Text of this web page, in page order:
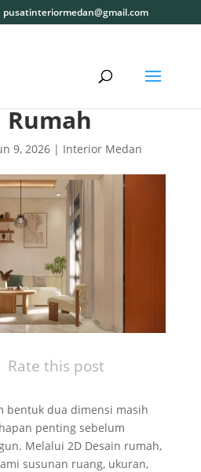
pusatinteriormedan@gmail.com
Rumah
9, 2026| Interior Medan
Rate this post
bentuk dua dimensi masih
penting sebelum
Melalui 2D Desain rumah,
susunan ruang, ukuran,